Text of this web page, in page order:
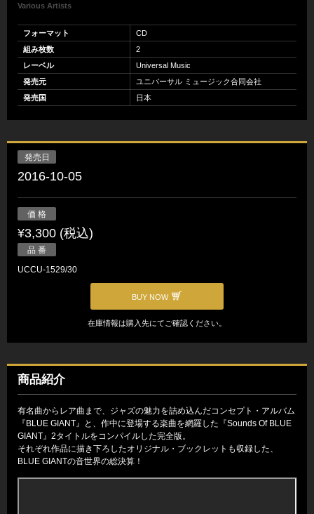
Various Artists
フォーマット
CD
組み枚数
2
レーベル
Universal Music
発売元
ユニバーサル ミュージック合同会社
発売国
日本
発売日
2016-10-05
価 格
¥3,300 (税込)
品 番
UCCU-1529/30
BUY NOW
在庫情報は購入先にてご確認ください。
商品紹介
有名曲からレア曲まで、ジャズの魅力を詰め込んだコンセプト・アルバム
『BLUE GIANT』と、作中に登場する楽曲を網羅した『Sounds Of BLUE
GIANT』2タイトルをコンパイルした完全版。
それぞれ作品に描き下ろしたオリジナル・ブックレットも収録した、
BLUE GIANTの音世界の総決算！